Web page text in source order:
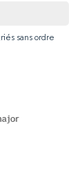
sans ordre